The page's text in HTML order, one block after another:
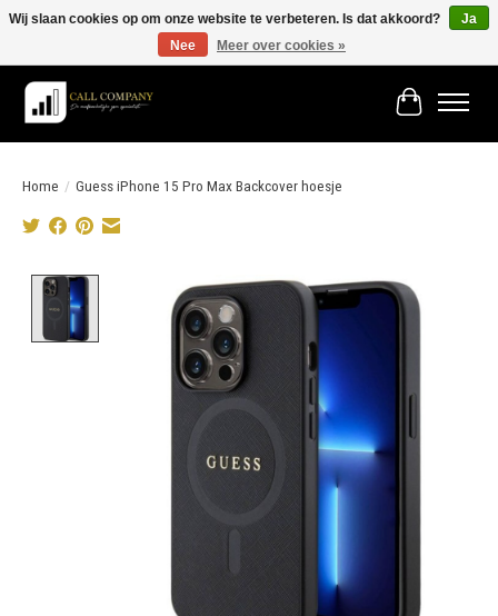
Vóór 19:00 besteld morgen in huis!
Winkelwagen
Home / Guess iPhone 15 Pro Max Backcover hoesje
Product image slideshow Items
Wij slaan cookies op om onze website te verbeteren. Is dat akkoord?
Ja
Nee
Meer over cookies »